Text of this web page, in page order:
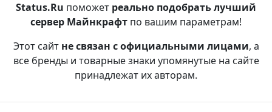
Status.Ru поможет реально подобрать лучший
сервер Майнкрафт по вашим параметрам!
Этот сайт не связан с официальными лицами, а
все бренды и товарные знаки упомянутые на сайте
принадлежат их авторам.